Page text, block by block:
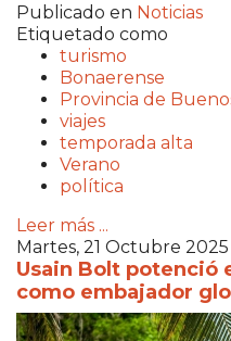
Publicado en Noticias
Etiquetado como
turismo
Bonaerense
Provincia de
viajes
temporada alta
Verano
política
Leer más ...
Martes, 21 Octubre 2025
Usain Bolt potenció
como embajador